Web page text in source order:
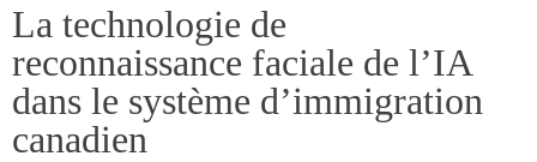
La technologie de
reconnaissance faciale de l’IA
dans le système d’immigration
canadien